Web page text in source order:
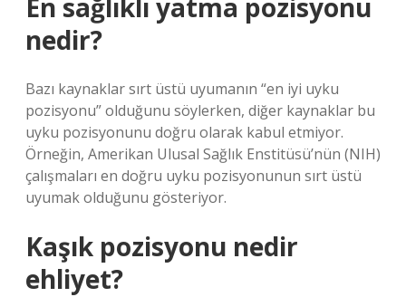
En sağlıklı yatma pozisyonu
nedir?
Bazı kaynaklar sırt üstü uyumanın “en iyi uyku
pozisyonu” olduğunu söylerken, diğer kaynaklar bu
uyku pozisyonunu doğru olarak kabul etmiyor.
Örneğin, Amerikan Ulusal Sağlık Enstitüsü’nün (NIH)
çalışmaları en doğru uyku pozisyonunun sırt üstü
uyumak olduğunu gösteriyor.
Kaşık pozisyonu nedir
ehliyet?